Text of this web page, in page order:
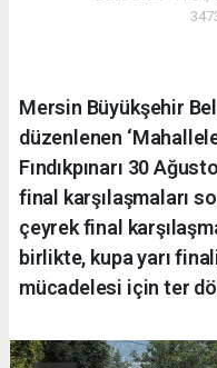
Mersin Büyükşehir
düzenlenen
Fındıkpınarı 30
final karşılaşmaları
çeyrek final
birlikte, kupa yarı
mücadelesi için ter